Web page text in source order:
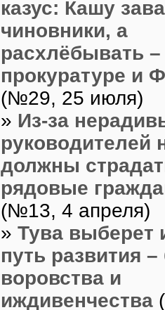
казус: Кашу
чиновники, а
расхлёбывать –
прокуратуре и
(№29, 25 июля)
» Из-за
руководителей
должны
рядовые
(№13, 4 апреля)
» Тува выберет
путь развития –
воровства и
иждивенчества